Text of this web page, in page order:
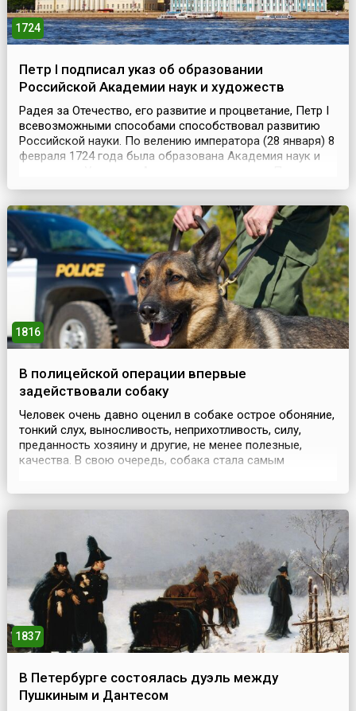
1724
Петр I подписал указ об образовании
Российской Академии наук и художеств
Радея за Отечество, его развитие и процветание, Пeтр I
всевозможными способами способствовал развитию
Российской науки. По велению императора (28 января) 8
февраля 1724 года была образована Академия наук и
дозволено было отрокам не только дворянского
и науке царь Петр жаловал своею милостью.Р...
1816
В полицейской операции впервые
задействовали собаку
Человек очень давно оценил в собаке острое обоняние,
тонкий слух, выносливость, неприхотливость, силу,
преданность хозяину и другие, не менее полезные,
качества. В свою очередь, собака стала самым
помощником. В 19 веке в Европе значительный размах
службе.Впервые собака была задействована 8 февраля
1837
В Петербурге состоялась дуэль между
Пушкиным и Дантесом